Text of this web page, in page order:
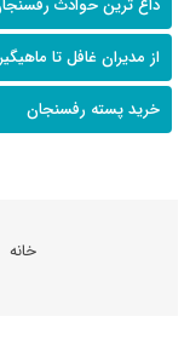
داغ ترین حوادث
از مدیران غافل تا
خرید پسته رفسنجان
خانه